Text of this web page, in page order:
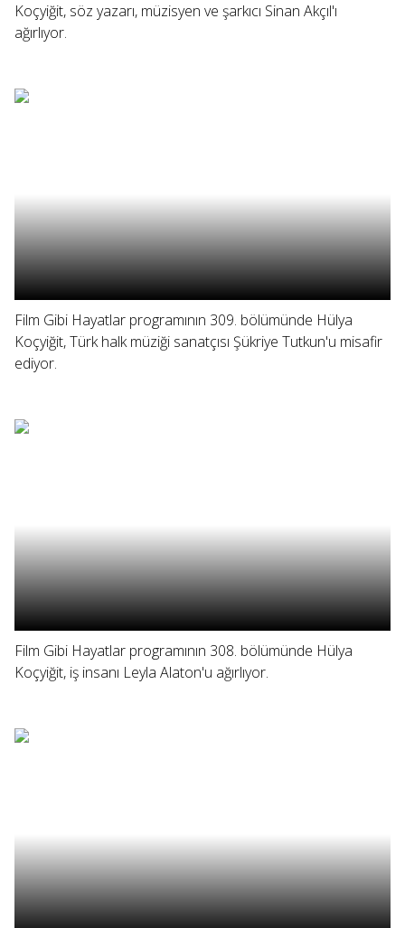
Koçyiğit, söz yazarı, müzisyen ve şarkıcı Sinan Akçıl'ı
ağırlıyor.
Film Gibi Hayatlar programının 309. bölümünde Hülya
Koçyiğit, Türk halk müziği sanatçısı Şükriye Tutkun'u misafir
ediyor.
Film Gibi Hayatlar programının 308. bölümünde Hülya
Koçyiğit, iş insanı Leyla Alaton'u ağırlıyor.